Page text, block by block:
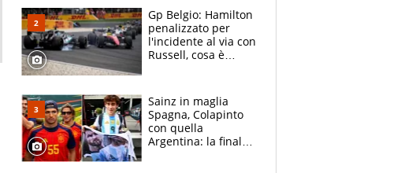
2021
Gp Belgio: Hamilton
penalizzato per
l'incidente al via con
Russell, cosa è
Sainz in maglia
Spagna, Colapinto
con quella
Argentina: la finale